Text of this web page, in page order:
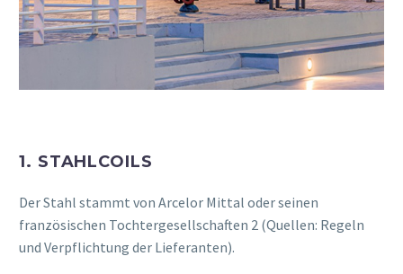
1. STAHLCOILS
Der Stahl stammt von Arcelor Mittal oder seinen
französischen Tochtergesellschaften 2 (Quellen: Regeln
und Verpflichtung der Lieferanten).